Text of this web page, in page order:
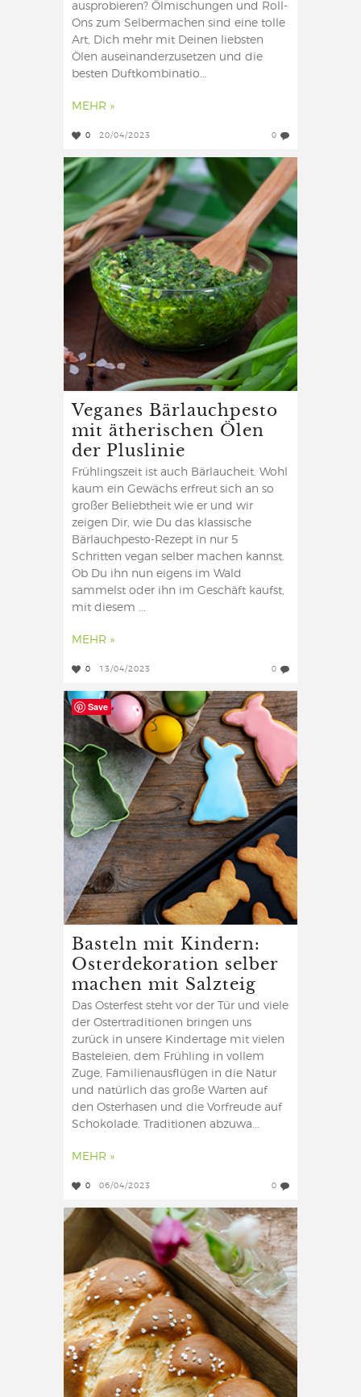
ausprobieren? Ölmischungen und Roll-
Ons zum Selbermachen sind eine tolle
Art, Dich mehr mit Deinen liebsten
Ölen auseinanderzusetzen und die
besten Duftkombinatio...
MEHR »
0 20/04/2023 0
Veganes Bärlauchpesto
mit ätherischen Ölen
der Pluslinie
Frühlingszeit ist auch Bärlaucheit. Wohl
kaum ein Gewächs erfreut sich an so
großer Beliebtheit wie er und wir
zeigen Dir, wie Du das klassische
Bärlauchpesto-Rezept in nur 5
Schritten vegan selber machen kannst.
Ob Du ihn nun eigens im Wald
sammelst oder ihn im Geschäft kaufst,
mit diesem ...
MEHR »
0 13/04/2023 0
Basteln mit Kindern:
Osterdekoration selber
machen mit Salzteig
Das Osterfest steht vor der Tür und viele
der Ostertraditionen bringen uns
zurück in unsere Kindertage mit vielen
Basteleien, dem Frühling in vollem
Zuge, Familienausflügen in die Natur
und natürlich das große Warten auf
den Osterhasen und die Vorfreude auf
Schokolade. Traditionen abzuwa...
MEHR »
0 06/04/2023 0
Save